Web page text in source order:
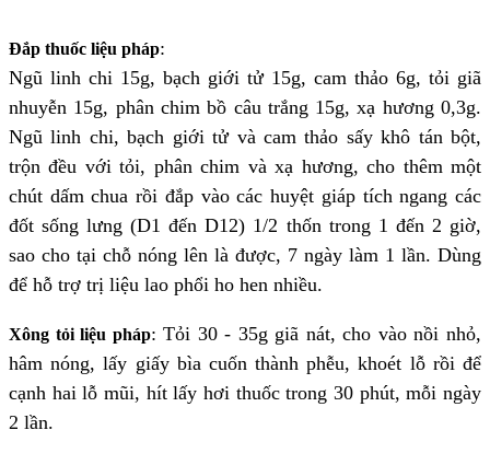
Đắp thuốc liệu pháp:
Ngũ linh chi 15g, bạch giới tử 15g, cam thảo 6g, tỏi giã
nhuyễn 15g, phân chim bồ câu trắng 15g, xạ hương 0,3g.
Ngũ linh chi, bạch giới tử và cam thảo sấy khô tán bột,
trộn đều với tỏi, phân chim và xạ hương, cho thêm một
chút dấm chua rồi đắp vào các huyệt giáp tích ngang các
đốt sống lưng (D1 đến D12) 1/2 thốn trong 1 đến 2 giờ,
sao cho tại chỗ nóng lên là được, 7 ngày làm 1 lần. Dùng
để hỗ trợ trị liệu lao phổi ho hen nhiều.
Xông tỏi liệu pháp:Tỏi 30 - 35g giã nát, cho vào nồi nhỏ,
hâm nóng, lấy giấy bìa cuốn thành phễu, khoét lỗ rồi để
cạnh hai lỗ mũi, hít lấy hơi thuốc trong 30 phút, mỗi ngày
2 lần.